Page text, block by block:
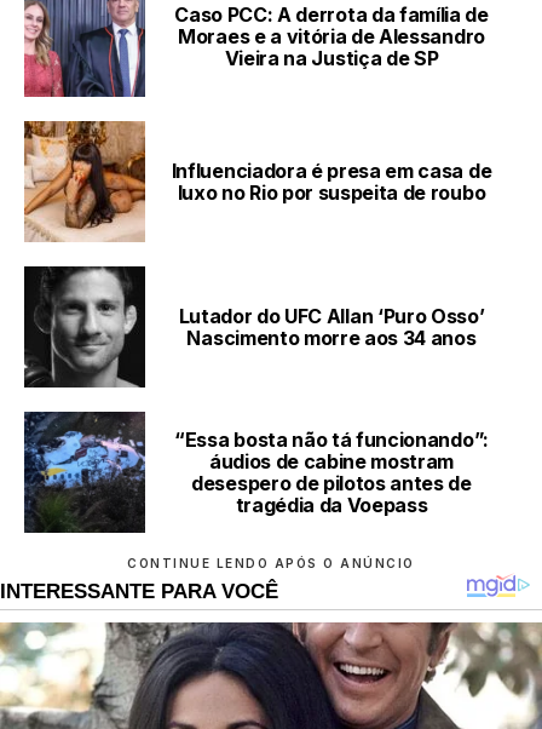
Caso PCC: A derrota da família de
Moraes e a vitória de Alessandro
Vieira na Justiça de SP
Influenciadora é presa em casa de
luxo no Rio por suspeita de roubo
Lutador do UFC Allan ‘Puro Osso’
Nascimento morre aos 34 anos
“Essa bosta não tá funcionando”:
áudios de cabine mostram
desespero de pilotos antes de
tragédia da Voepass
CONTINUE LENDO APÓS O ANÚNCIO
INTERESSANTE PARA VOCÊ